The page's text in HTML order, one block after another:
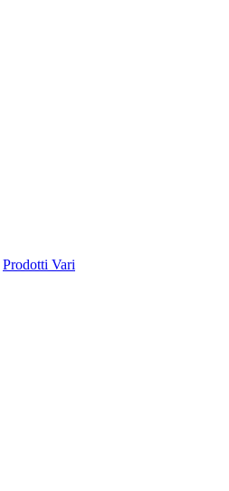
Prodotti Vari